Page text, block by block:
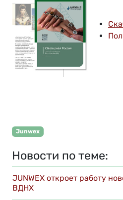
Junwex
Новости по теме:
JUNWEX откроет работу
ВДНХ